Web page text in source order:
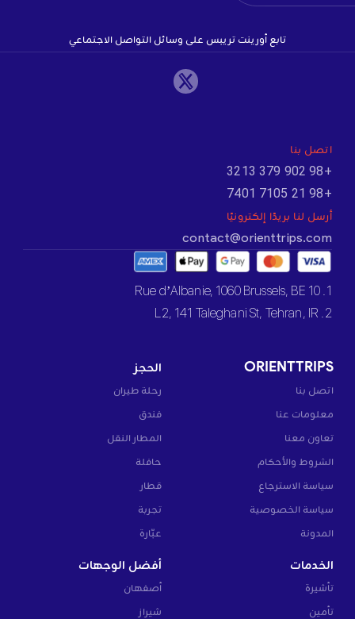
تابع أورينت تريبس على وسائل التواصل الاجتماعي
اتصل بنا
+98 902 379 3213
+98 21 7105 7401
أرسل لنا بريدًا إلكترونيًا
contact@orienttrips.com
1. 10 Rue d’Albanie, 1060 Brussels, BE
2. L2, 141 Taleghani St, Tehran, IR
ORIENTTRIPS
اتصل بنا
معلومات عنا
تعاون معنا
الشروط والأحكام
سياسة الاسترجاع
سياسة الخصوصية
المدونة
الحجز
رحلة طيران
فندق
المطار النقل
حافلة
قطار
تجربة
عبّارة
الخدمات
تأشيرة
تأمين
أفضل الوجهات
أصفهان
شيراز